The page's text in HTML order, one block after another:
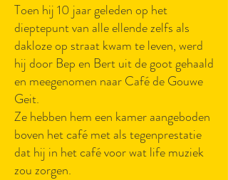
Toen hij 10 jaar geleden op het
dieptepunt van alle ellende zelfs als
dakloze op straat kwam te leven, werd
hij door Bep en Bert uit de goot gehaald
en meegenomen naar Café de Gouwe
Geit.
Ze hebben hem een kamer aangeboden
boven het café met als tegenprestatie
dat hij in het café voor wat life muziek
zou zorgen.